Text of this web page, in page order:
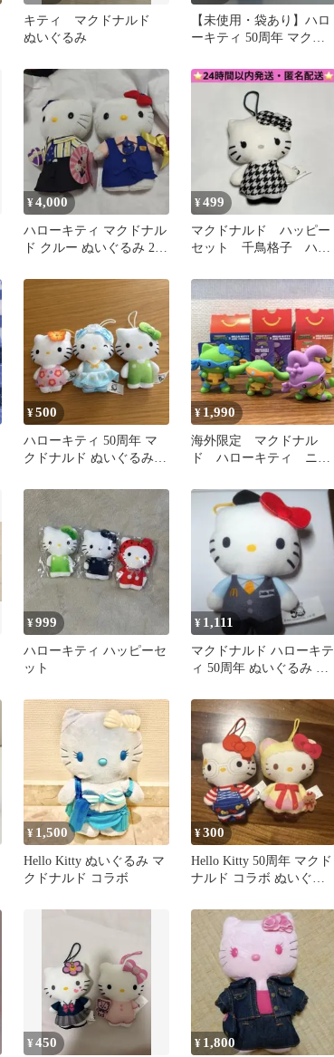
キティ マクドナルド
ぬいぐるみ
【未使用・袋あり】ハロ
ーキティ 50周年 マクド
コット
¥4,000
ハローキティ マクドナル
ド クルー ぬいぐるみ 2体
¥499
マクドナルド ハッピー
セット 千鳥格子 ハロ
¥500
ハローキティ 50周年 マ
クドナルド ぬいぐるみ 3
¥1,990
海外限定 マクドナル
ド ハローキティ ニン
トイ
¥999
ハローキティ ハッピーセ
ット
¥ 1,111
マクドナルド ハローキテ
ィ 50周年 ぬいぐるみ マ
¥ 1,500
Hello Kitty ぬいぐるみ マ
クドナルド コラボ
¥300
Hello Kitty 50周年 マクド
ナルド コラボ ぬいぐる
¥450 ¥ 1,800